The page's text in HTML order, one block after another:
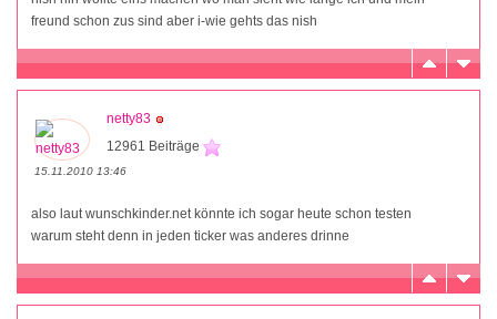
freund schon zus sind aber i-wie gehts das nish
netty83
12961 Beiträge
15.11.2010 13:46
also laut wunschkinder.net könnte ich sogar heute schon testen
warum steht denn in jeden ticker was anderes drinne